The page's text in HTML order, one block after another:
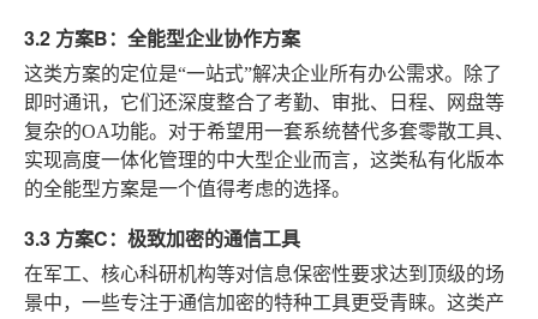
3.2 方案B：全能型企业协作方案
这类方案的定位是“一站式”解决企业所有办公需求。除了
即时通讯，它们还深度整合了考勤、审批、日程、网盘等
复杂的OA功能。对于希望用一套系统替代多套零散工具、
实现高度一体化管理的中大型企业而言，这类私有化版本
的全能型方案是一个值得考虑的选择。
3.3 方案C：极致加密的通信工具
在军工、核心科研机构等对信息保密性要求达到顶级的场
景中，一些专注于通信加密的特种工具更受青睐。这类产